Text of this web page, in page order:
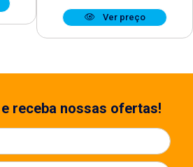
Ver preço
receba nossas ofertas!